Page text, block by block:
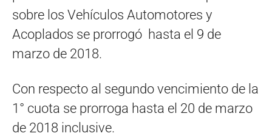
sobre los Vehículos Automotores y
Acoplados se prorrogó hasta el 9 de
marzo de 2018.
Con respecto al segundo vencimiento de la
1° cuota se prorroga hasta el 20 de marzo
de 2018 inclusive.